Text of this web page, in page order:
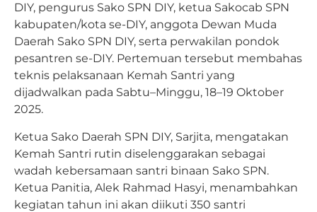
DIY, pengurus Sako SPN DIY, ketua Sakocab SPN
kabupaten/kota se-DIY, anggota Dewan Muda
Daerah Sako SPN DIY, serta perwakilan pondok
pesantren se-DIY. Pertemuan tersebut membahas
teknis pelaksanaan Kemah Santri yang
dijadwalkan pada Sabtu–Minggu, 18–19 Oktober
2025.
Ketua Sako Daerah SPN DIY, Sarjita, mengatakan
Kemah Santri rutin diselenggarakan sebagai
wadah kebersamaan santri binaan Sako SPN.
Ketua Panitia, Alek Rahmad Hasyi, menambahkan
kegiatan tahun ini akan diikuti 350 santri